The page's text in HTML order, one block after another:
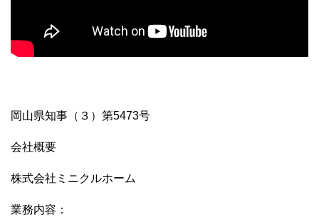
岡山県知事（３）第5473号
会社概要
株式会社ミニクルホーム
業務内容：